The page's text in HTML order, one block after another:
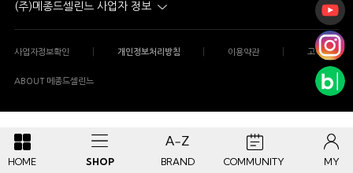
HOME SHOP BRAND COMMUNITY MY
(주)메종드셀린느 사업자 정보
사업자정보확인 개인정보처리방침 이용약관 고객센터
ABOUT 메종드셀린느